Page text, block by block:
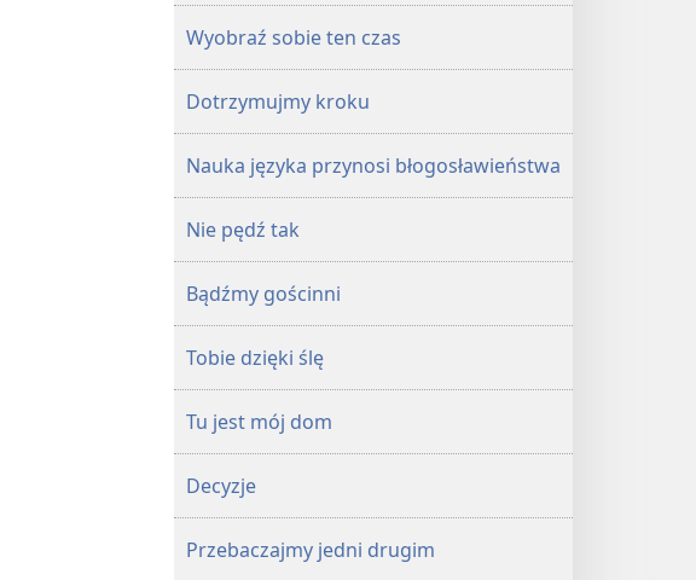
Wyobraź sobie ten czas
Dotrzymujmy kroku
Nauka języka przynosi błogosławieństwa
Nie pędź tak
Bądźmy gościnni
Tobie dzięki ślę
Tu jest mój dom
Decyzje
Przebaczajmy jedni drugim